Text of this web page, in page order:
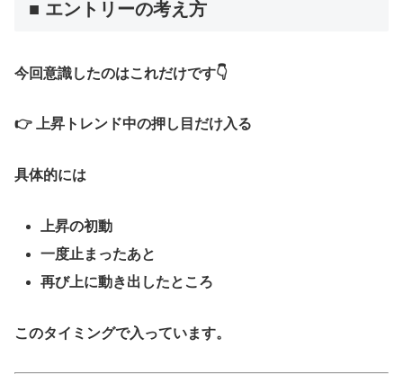
■ エントリーの考え方
今回意識したのはこれだけです👇
👉 上昇トレンド中の押し目だけ入る
具体的には
上昇の初動
一度止まったあと
再び上に動き出したところ
このタイミングで入っています。